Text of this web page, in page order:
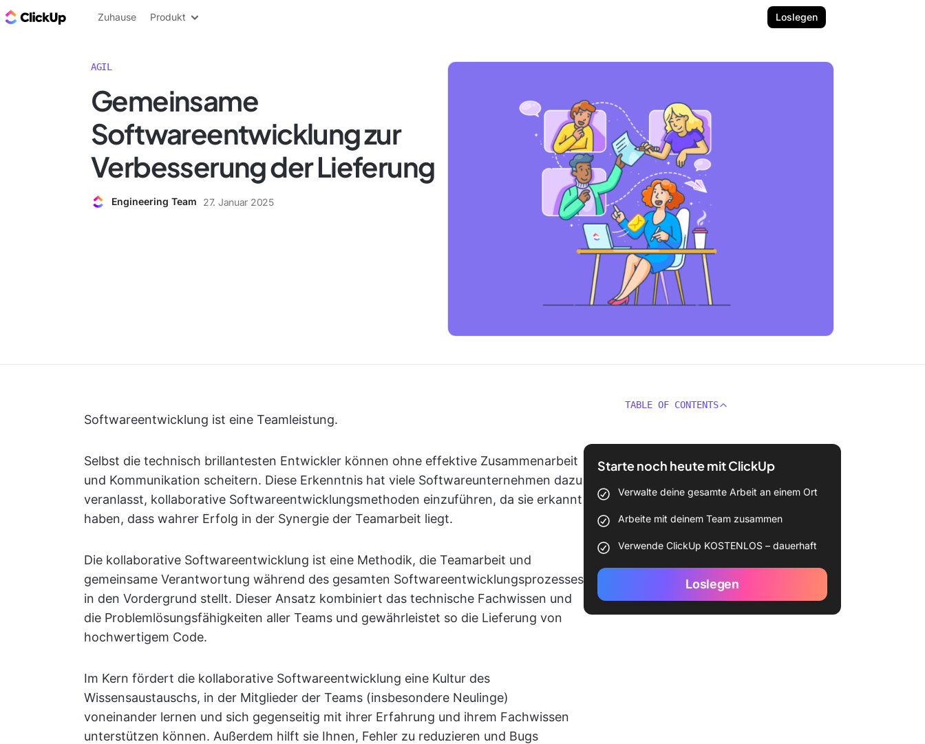
ClickUp Blog
Zuhause Produkt Loslegen
AGIL
Gemeinsame
Softwareentwicklung zur
Verbesserung der Lieferung
Engineering Team 27. Januar 2025
Softwareentwicklung ist eine Teamleistung.
Selbst die technisch brillantesten Entwickler können ohne effektive Zusammenarbeit
und Kommunikation scheitern. Diese Erkenntnis hat viele Softwareunternehmen dazu
veranlasst, kollaborative Softwareentwicklungsmethoden einzuführen, da sie erkannt
haben, dass wahrer Erfolg in der Synergie der Teamarbeit liegt.
Die kollaborative Softwareentwicklung ist eine Methodik, die Teamarbeit und
gemeinsame Verantwortung während des gesamten Softwareentwicklungsprozesses
in den Vordergrund stellt. Dieser Ansatz kombiniert das technische Fachwissen und
die Problemlösungsfähigkeiten aller Teams und gewährleistet so die Lieferung von
hochwertigem Code.
Im Kern fördert die kollaborative Softwareentwicklung eine Kultur des
Wissensaustauschs, in der Mitglieder der Teams (insbesondere Neulinge)
voneinander lernen und sich gegenseitig mit ihrer Erfahrung und ihrem Fachwissen
unterstützen können. Außerdem hilft sie Ihnen, Fehler zu reduzieren und Bugs
TABLE OF CONTENTS
Starte noch heute mit ClickUp
Verwalte deine gesamte Arbeit an einem Ort
Arbeite mit deinem Team zusammen
Verwende ClickUp KOSTENLOS – dauerhaft
Loslegen